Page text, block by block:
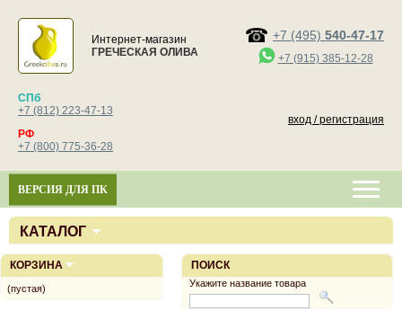
Интернет-магазин
ГРЕЧЕСКАЯ ОЛИВА
+7 (495) 540-47-17
+7 (915) 385-12-28
СПб
+7 (812) 223-47-13
РФ
+7 (800) 775-36-28
вход / регистрация
ВЕРСИЯ ДЛЯ ПК
КАТАЛОГ
ПОИСК
Укажите название товара
КОРЗИНА
(пустая)